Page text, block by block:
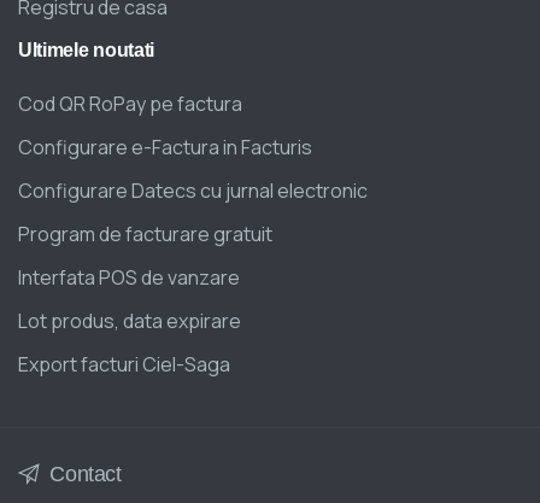
Registru de casa
Ultimele noutati
Cod QR RoPay pe factura
Configurare e-Factura in Facturis
Configurare Datecs cu jurnal electronic
Program de facturare gratuit
Interfata POS de vanzare
Lot produs, data expirare
Export facturi Ciel-Saga
Contact